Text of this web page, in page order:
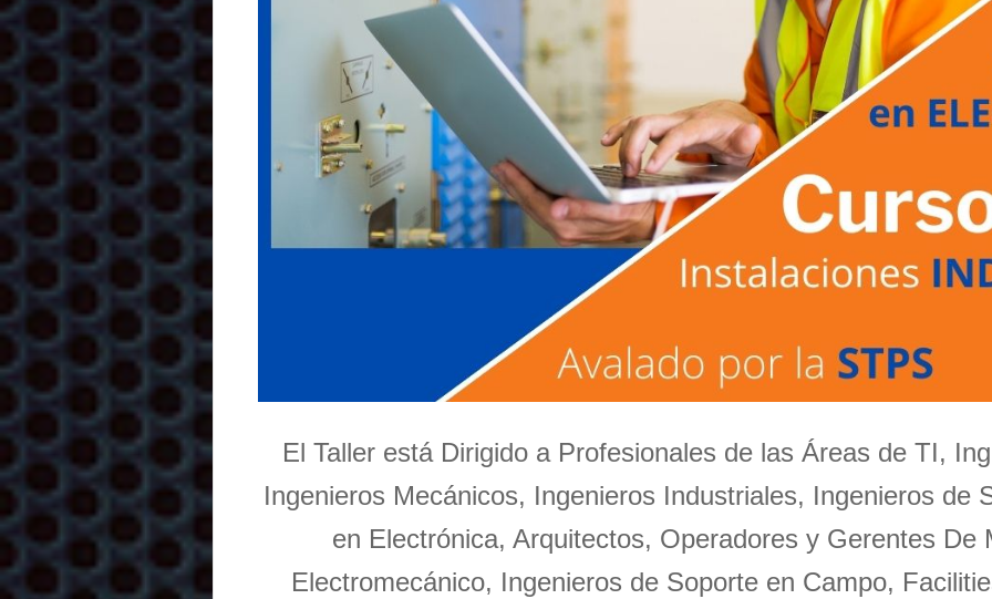
El Taller está Dirigido a Profesionales de las Áreas de TI,
Ingenieros Mecánicos, Ingenieros Industriales, Ingenieros de
en Electrónica, Arquitectos, Operadores y Gerentes De
Electromecánico, Ingenieros de Soporte en Campo,